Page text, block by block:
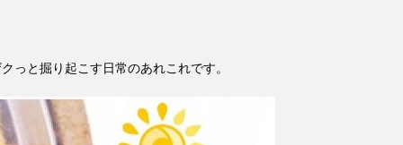
と掘り起こす日常のあれこれです。